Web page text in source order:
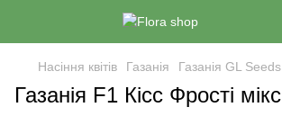
Насіння квітів Газанія Газанія GL Seeds
Газанія F1 Кiсс Фрості мiкс